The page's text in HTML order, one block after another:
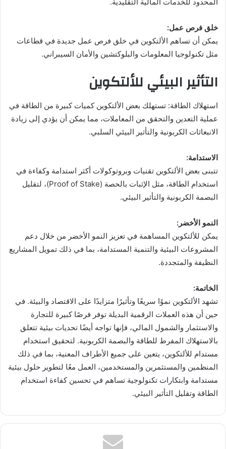
المحدود للخدمات المالية التقليدية.
خلق فرص عمل:
يمكن أن تساهم الألتكوين في خلق فرص عمل جديدة في قطاعات
مثل تكنولوجيا المعلومات والبلوكتشين والأمان السيبراني.
التأثير البيئي للألتكوين
استهلاك الطاقة: تستهلك بعض الألتكوين كميات كبيرة من الطاقة في
عملية التعدين والتحقق من المعاملات، مما يمكن أن يؤدي إلى زيادة
الانبعاثات الكربونية والتأثير البيئي السلبي.
الاستدامة:
تتبنى بعض الألتكوين تقنيات وبروتوكولات أكثر استدامة وكفاءة في
استخدام الطاقة، مثل الإثبات بالحصة (Proof of Stake)، لتقليل
البصمة الكربونية والتأثير البيئي.
النمو الأخضر:
يمكن للألتكوين المساهمة في تعزيز النمو الأخضر من خلال دعم
المشروعات البيئية والتنمية المستدامة، بما في ذلك تمويل المشاريع
النظيفة والمتجددة.
الخاتمة:
تشهد الألتكوين نموًا سريعًا وتأثيرًا متزايدًا على الاقتصاد والبيئة. في
حين أن هذه العملات الرقمية البديلة توفر فرصًا كبيرة للتجارة
والاستثمار والشمول المالي، فإنها تواجه أيضًا تحديات بيئية تتعلق
بالاستهلاك المفرط للطاقة والبصمة الكربونية. لتحقيق استخدام
مستدام للألتكوين، يتعين على جميع الأطراف المعنية، بما في ذلك
المنظمين والمستثمرين والمستخدمين، العمل معًا لتطوير حلول بيئية
مستدامة وابتكارات تكنولوجية تساهم في تحسين كفاءة استخدام
الطاقة وتقليل التأثير البيئي.